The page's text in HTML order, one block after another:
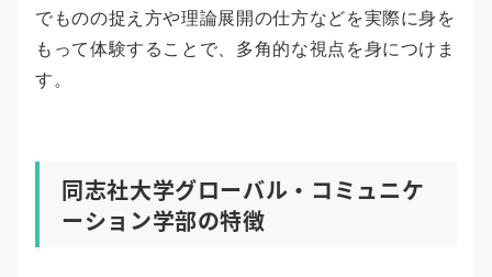
でものの捉え方や理論展開の仕方などを実際に身を
もって体験することで、多角的な視点を身につけま
す。
同志社大学グローバル・コミュニケ
ーション学部の特徴